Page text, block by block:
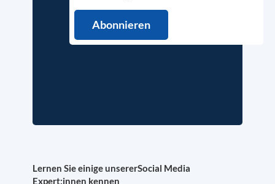
Lernen Sie einige unserer
Expert:innen kennen
Social Media